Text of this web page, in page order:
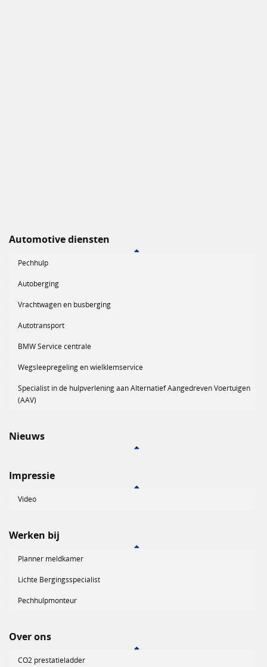
Automotive diensten
Pechhulp
Autoberging
Vrachtwagen en busberging
Autotransport
BMW Service centrale
Wegsleepregeling en wielklemservice
Specialist in de hulpverlening aan Alternatief Aangedreven Voertuigen
(AAV)
Nieuws
Impressie
Video
Werken bij
Planner meldkamer
Lichte Bergingsspecialist
Pechhulpmonteur
Over ons
CO2 prestatieladder